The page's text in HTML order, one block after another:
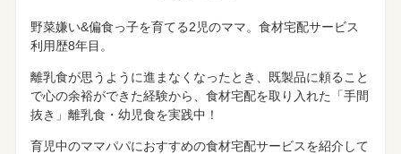
野菜嫌い&偏食っ子を育てる2児のママ。食材宅配サービス
利用歴8年目。
離乳食が思うように進まなくなったとき、既製品に頼ること
で心の余裕ができた経験から、食材宅配を取り入れた「手間
抜き」離乳食・幼児食を実践中！
育児中のママパパにおすすめの食材宅配サービスを紹介して